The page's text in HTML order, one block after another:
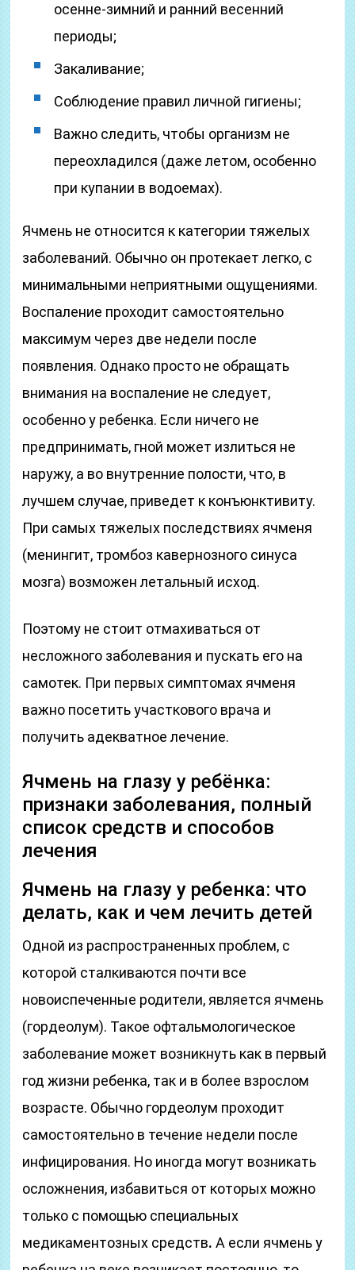
осенне-зимний и ранний весенний
периоды;
Закаливание;
Соблюдение правил личной гигиены;
Важно следить, чтобы организм не
переохладился (даже летом, особенно
при купании в водоемах).
Ячмень не относится к категории тяжелых
заболеваний. Обычно он протекает легко, с
минимальными неприятными ощущениями.
Воспаление проходит самостоятельно
максимум через две недели после
появления. Однако просто не обращать
внимания на воспаление не следует,
особенно у ребенка. Если ничего не
предпринимать, гной может излиться не
наружу, а во внутренние полости, что, в
лучшем случае, приведет к конъюнктивиту.
При самых тяжелых последствиях ячменя
(менингит, тромбоз кавернозного синуса
мозга) возможен летальный исход.
Поэтому не стоит отмахиваться от
несложного заболевания и пускать его на
самотек. При первых симптомах ячменя
важно посетить участкового врача и
получить адекватное лечение.
Ячмень на глазу у ребёнка:
признаки заболевания, полный
список средств и способов
лечения
Ячмень на глазу у ребенка: что
делать, как и чем лечить детей
Одной из распространенных проблем, с
которой сталкиваются почти все
новоиспеченные родители, является ячмень
(гордеолум). Такое офтальмологическое
заболевание может возникнуть как в первый
год жизни ребенка, так и в более взрослом
возрасте. Обычно гордеолум проходит
самостоятельно в течение недели после
инфицирования. Но иногда могут возникать
осложнения, избавиться от которых можно
только с помощью специальных
медикаментозных средств. А если ячмень у